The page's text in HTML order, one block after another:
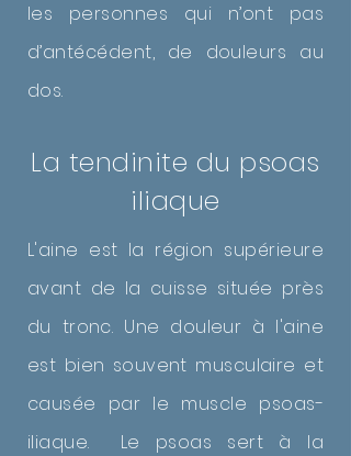
les personnes qui n’ont pas
d’antécédent, de douleurs au
dos.
La tendinite du psoas
iliaque
L'aine est la région supérieure
avant de la cuisse située près
du tronc. Une douleur à l'aine
est bien souvent musculaire et
causée par le muscle psoas-
iliaque. Le psoas sert à la